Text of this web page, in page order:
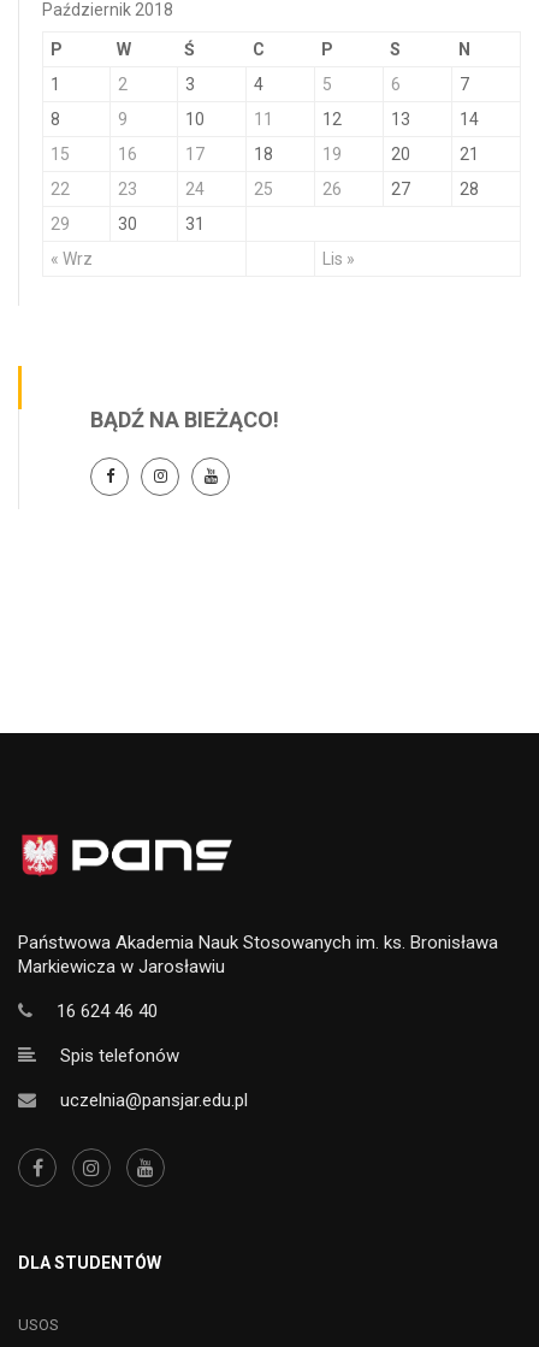
Październik 2018
P W Ś C P S N
« Wrz Lis »
1 2 3 4 5 6
7
8
9 10 11 12 13
14
15
16 17 18 19 20
21
22
23 24 25 26 27
28
29
30 31
BĄDŹ NA BIEŻĄCO!
Państwowa Akademia Nauk Stosowanych im. ks. Bronisława
Markiewicza w Jarosławiu
16 624 46 40
Spis telefonów
uczelnia@pansjar.edu.pl
DLA STUDENTÓW
USOS